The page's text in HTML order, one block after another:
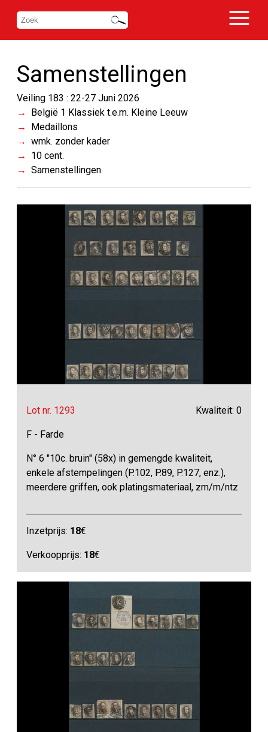
Samenstellingen
Veiling 183 : 22-27 Juni 2026
België 1 Klassiek t.e.m. Kleine Leeuw
Medaillons
wmk. zonder kader
10 cent.
Samenstellingen
Lot nr. 1293 Kwaliteit: 0
F - Farde
N° 6 "10c. bruin" (58x) in gemengde kwaliteit,
enkele afstempelingen (P.102, P.89, P.127, enz.),
meerdere griffen, ook platingsmateriaal, zm/m/ntz
Inzetprijs: 18€
Verkoopprijs: 18€